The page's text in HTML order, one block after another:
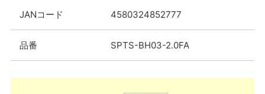
JANコード 4580324852777
品番 SPTS-BH03-2.0FA